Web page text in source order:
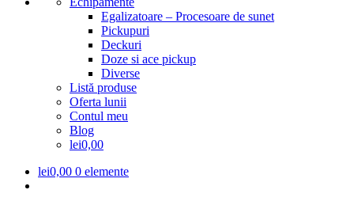
Egalizatoare – Procesoare de sunet
Pickupuri
Deckuri
Doze si ace pickup
Diverse
Listă produse
Oferta lunii
Contul meu
Blog
lei0,00
lei0,00 0 elemente